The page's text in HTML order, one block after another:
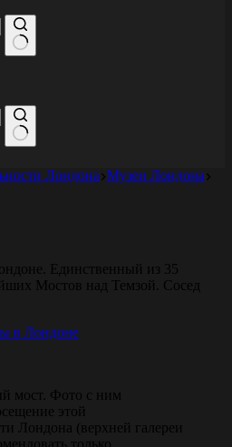
Лондона Музеи Лондона
Единственный из 35
Мостов над Темзой. Сосед
в Лондоне
мост. Фото с ним
этой
Лондона (верхней галереи